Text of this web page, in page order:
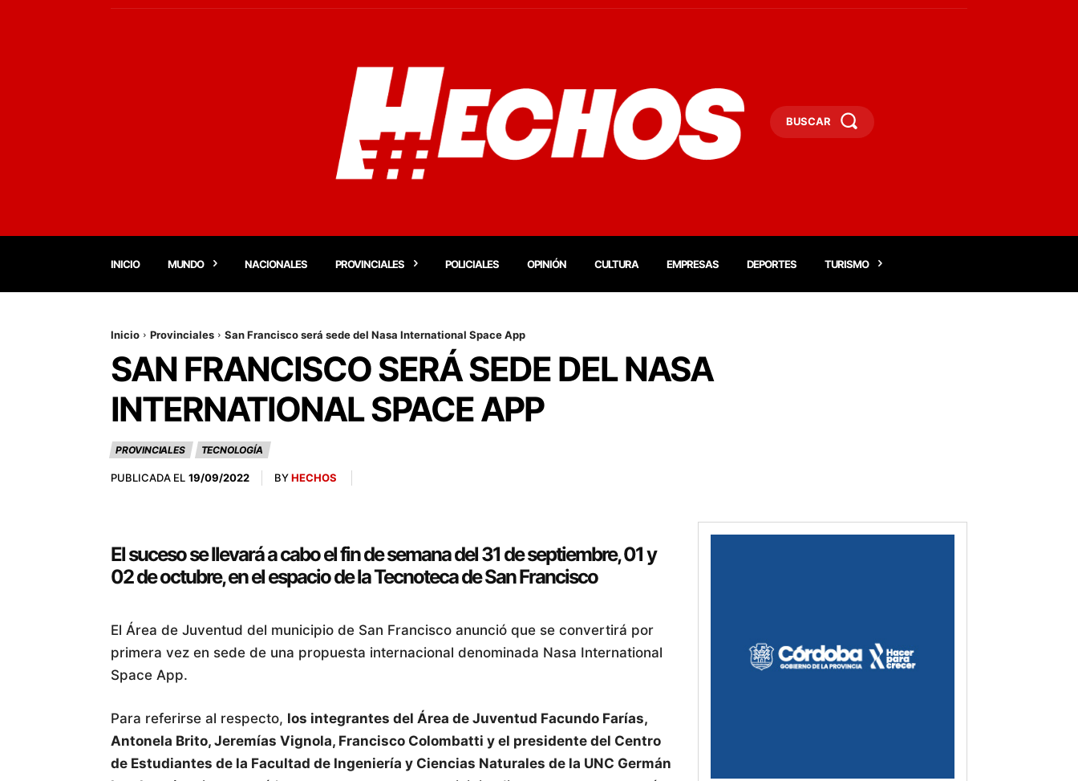
BUSCAR
INICIO MUNDO NACIONALES PROVINCIALES POLICIALES OPINIÓN CULTURA EMPRESAS DEPORTES TURISMO
Inicio Provinciales San Francisco será sede del Nasa International Space App
SAN FRANCISCO SERÁ SEDE DEL NASA
INTERNATIONAL SPACE APP
PROVINCIALES TECNOLOGÍA
PUBLICADA EL 19/09/2022 BYHECHOS
El suceso se llevará a cabo el fin de semana del 31 de septiembre, 01 y
02 de octubre, en el espacio de la Tecnoteca de San Francisco
El Área de Juventud del municipio de San Francisco anunció que se convertirá por
primera vez en sede de una propuesta internacional denominada Nasa International
Space App.
Para referirse al respecto, los integrantes del Área de Juventud Facundo Farías,
Antonela Brito, Jeremías Vignola, Francisco Colombatti y el presidente del Centro
de Estudiantes de la Facultad de Ingeniería y Ciencias Naturales de la UNC Germán